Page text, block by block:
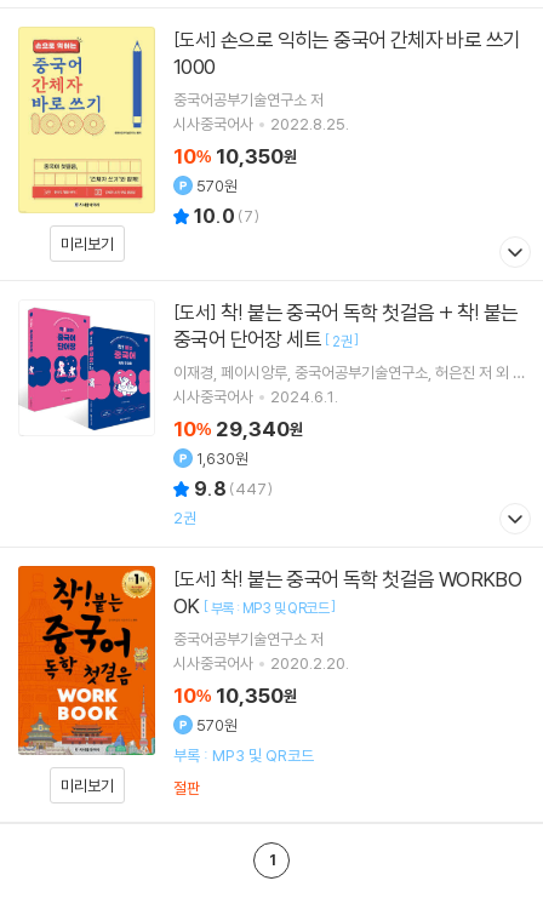
미리보기
[도서]
1000
중국어공부기술연구소 저
시사중국어사
2022.8.25.
10% 10,350원
570원
10.0 (7)
[도서]
중국어 단어장 세트 [ 2권]
이재경 페이시앙루 중국어공부기술연구소 허은진 저 외 1
명
시사중국어사 2024.6.1.
10% 29,340원
1,630원
9.8 (447)
2권
미리보기
[도서]
OK [부록 : MP3 및 QR코드]
중국어공부기술연구소 저
시사중국어사
2020.2.20.
10% 10,350원
570원
부록 : MP3 및 QR코드
절판
1